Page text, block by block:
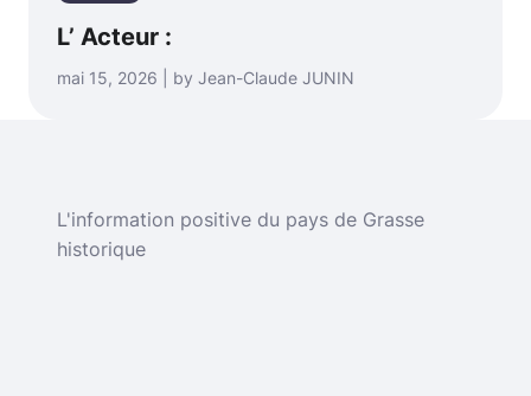
L’ Acteur :
mai 15, 2026 | by Jean-Claude JUNIN
L'information positive du pays de Grasse
historique